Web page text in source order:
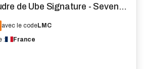
de Ube Signature - Seven
avec le codeLMC
:
France